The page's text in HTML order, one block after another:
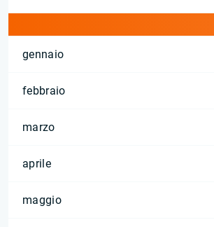
gennaio
febbraio
marzo
aprile
maggio